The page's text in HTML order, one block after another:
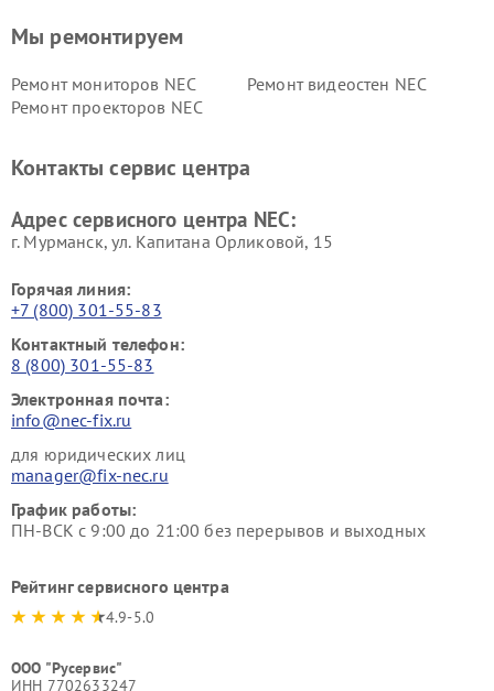
Мы ремонтируем
Ремонт мониторов NEC
Ремонт видеостен NEC
Ремонт проекторов NEC
Контакты сервис центра
Адрес сервисного центра NEC:
г. Мурманск, ул. Капитана Орликовой, 15
Горячая линия:
+7 (800) 301-55-83
Контактный телефон:
8 (800) 301-55-83
Электронная почта:
info@nec-fix.ru
для юридических лиц
manager@fix-nec.ru
График работы:
ПН-ВСК с 9:00 до 21:00 без перерывов и выходных
Рейтинг сервисного центра
4.9-5.0
ООО "Русервис"
ИНН 7702633247